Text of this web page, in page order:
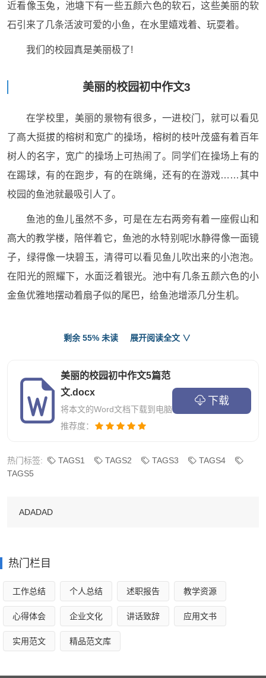
近看像玉兔，池塘下有一些五颜六色的软石，这些美丽的软
石引来了几条活波可爱的小鱼，在水里嬉戏着、玩耍着。
我们的校园真是美丽极了!
美丽的校园初中作文3
在学校里，美丽的景物有很多，一进校门，就可以看见
了高大挺拔的榕树和宽广的操场，榕树的枝叶茂盛有着百年
树人的名字，宽广的操场上可热闹了。同学们在操场上有的
在踢球，有的在跑步，有的在跳绳，还有的在游戏……其中
校园的鱼池就最吸引人了。
鱼池的鱼儿虽然不多，可是在左右两旁有着一座假山和
高大的教学楼，陪伴着它，鱼池的水特别呢!水静得像一面镜
子，绿得像一块碧玉，清得可以看见鱼儿吹出来的小泡泡。
在阳光的照耀下，水面泛着银光。池中有几条五颜六色的小
金鱼优雅地摆动着扇子似的尾巴，给鱼池增添几分生机。
活，嬉戏和玩耍，每当下课和时候，惹得同学们都纷纷来观
弯下身子看这池里的水，那仿佛天就在水中，显得更
高，更大了，教学楼仿佛倒映在池里，显得更加高大，更加
宏伟豪华，树木倒映在水中，显得叶枝都更加茂盛了。
成了一条可爱的鱼儿，和它们一起嬉戏，玩耍……
池。
朵。在温暖的阳光中，我们在快乐中发芽、长叶、开花，当
然一定会结出丰硕的果实。
每天早上，我们都兴奋、高兴的来到校园，一进校门最
剩余 55% 未读 展开阅读全文 ∨
美丽的校园初中作文5篇范
文.docx
将本文的Word文档下载到电脑
推荐度：
下载
热门标签: TAGS1 TAGS2 TAGS3
TAGS4
TAGS5
ADADAD
热门栏目
工作总结 个人总结 述职报告 教学资源
心得体会 企业文化 讲话致辞 应用文书
实用范文 精品范文库